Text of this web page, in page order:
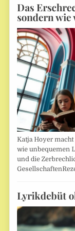
Das
sondern
Katja Hoyer
wie unbequemen
und die
Lyrikdebüt